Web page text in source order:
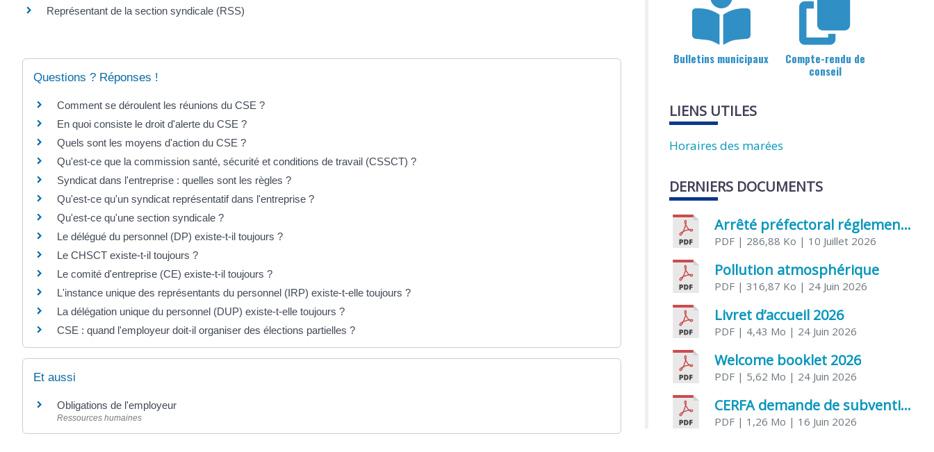
Représentant de la section syndicale (RSS)
Questions ? Réponses !
Comment se déroulent les réunions du CSE ?
En quoi consiste le droit d'alerte du CSE ?
Quels sont les moyens d'action du CSE ?
Qu'est-ce que la commission santé, sécurité et conditions de travail (CSSCT) ?
Syndicat dans l'entreprise : quelles sont les règles ?
Qu'est-ce qu'un syndicat représentatif dans l'entreprise ?
Qu'est-ce qu'une section syndicale ?
Le délégué du personnel (DP) existe-t-il toujours ?
Le CHSCT existe-t-il toujours ?
Le comité d'entreprise (CE) existe-t-il toujours ?
L'instance unique des représentants du personnel (IRP) existe-t-elle toujours ?
La délégation unique du personnel (DUP) existe-t-elle toujours ?
CSE : quand l'employeur doit-il organiser des élections partielles ?
Et aussi
Obligations de l'employeur
Ressources humaines
Bulletins municipaux
Compte-rendu de
conseil
LIENS UTILES
Horaires des marées
DERNIERS DOCUMENTS
Arrêté préfectoral réglementant l’usage de l’eau
PDF | 286,88 Ko | 10 Juillet 2026
Pollution atmosphérique
PDF | 316,87 Ko | 24 Juin 2026
Livret d’accueil 2026
PDF | 4,43 Mo | 24 Juin 2026
Welcome booklet 2026
PDF | 5,62 Mo | 24 Juin 2026
CERFA demande de subvention association
PDF | 1,26 Mo | 16 Juin 2026